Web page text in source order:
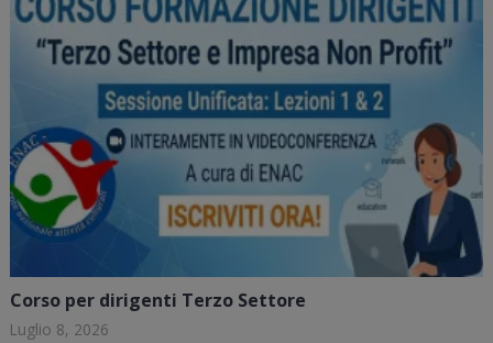
Corso per dirigenti Terzo Settore
Luglio 8, 2026